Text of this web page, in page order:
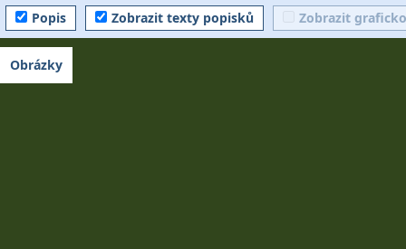
Popis Zobrazit texty popisků Zobrazit
Obrázky